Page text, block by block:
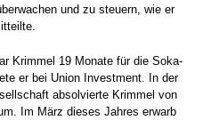
und zu steuern, wie er
Krimmel 19 Monate für die Soka-
er bei Union Investment. In der
absolvierte Krimmel von
Im März dieses Jahres erwarb